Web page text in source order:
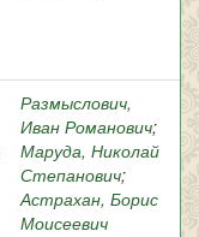
Размыслович,
Иван Романович;
Маруда, Николай
Степанович;
Астрахан, Борис
Моисеевич